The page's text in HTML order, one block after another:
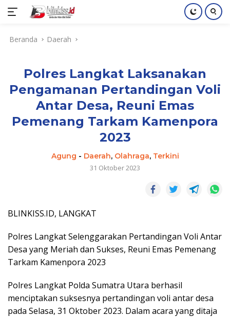
Beranda Daerah
Polres Langkat Laksanakan
Pengamanan Pertandingan Voli
Antar Desa, Reuni Emas
Pemenang Tarkam Kamenpora
2023
Agung - Daerah, Olahraga, Terkini
31 Oktober 2023
BLINKISS.ID, LANGKAT
Polres Langkat Selenggarakan Pertandingan Voli Antar
Desa yang Meriah dan Sukses, Reuni Emas Pemenang
Tarkam Kamenpora 2023
Polres Langkat Polda Sumatra Utara berhasil
menciptakan suksesnya pertandingan voli antar desa
pada Selasa, 31 Oktober 2023. Dalam acara yang ditaja